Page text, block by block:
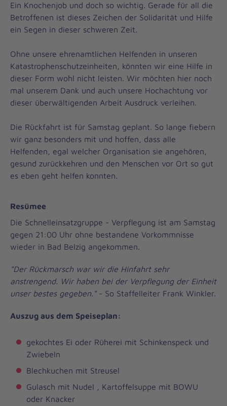
Ein Knochenjob und doch so wichtig. Gerade für all die
Betroffenen ist dieses Zeichen der Solidarität und Hilfe
ein Segen in dieser schweren Zeit.
Ohne unsere ehrenamtlichen Helfenden in unseren
Katastrophenschutzeinheiten, könnten wir eine Hilfe in
dieser Form wohl nicht leisten. Wir möchten hier noch
mal unserem Dank und auch unsere Hochachtung vor
dieser überwältigenden Arbeit Ausdruck verleihen.
Die Rückfahrt ist für Samstag geplant. So lange fiebern
wir ganz besonders mit und hoffen, dass alle
Helfenden, egal welcher Organisation sie angehören,
gesund zurückkehren und den Menschen vor Ort so gut
es eben geht helfen konnten.
Resümee
Die Schnelleinsatzgruppe - Verpflegung ist am Samstag
gegen 21:00 Uhr ohne bestandene Vorkommnisse
wieder in Bad Belzig angekommen.
"Der Rückmarsch war wir die Hinfahrt sehr
anstrengend. Wir haben bei der Verpflegung der Einheit
unser bestes gegeben."- So Staffelleiter Frank Winkler.
Auszug aus dem Speiseplan:
gekochtes Ei oder Rüherei mit Schinkenspeck und
Zwiebeln
Blechkuchen mit Streusel
Gulasch mit Nudel , Kartoffelsuppe mit BOWU
oder Knacker